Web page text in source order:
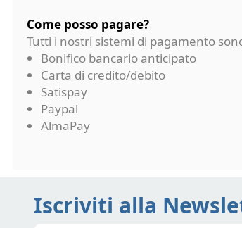
Come posso pagare?
Tutti i nostri sistemi di pagamento
Bonifico bancario anticipato
Carta di credito/debito
Satispay
Paypal
AlmaPay
Iscriviti alla